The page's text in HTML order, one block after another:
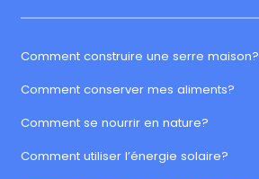
Comment construire une serre maison?
Comment conserver mes aliments?
Comment se nourrir en nature?
Comment utiliser l’énergie solaire?